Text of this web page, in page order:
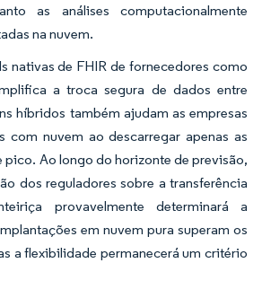
as análises computacionalmente
na nuvem.
nativas de FHIR de fornecedores como
a troca segura de dados entre
híbridos também ajudam as empresas
com nuvem ao descarregar apenas as
pico. Ao longo do horizonte de previsão,
dos reguladores sobre a transferência
provavelmente determinará a
em nuvem pura superam os
a flexibilidade permanecerá um critério